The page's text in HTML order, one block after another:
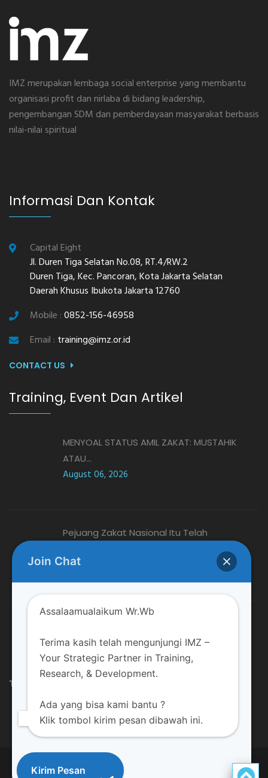
IMZ merupakan lembaga social enterprise yang membantu
organisasi profit dan nirlaba di bidang leadership,
pengembangan SDM dan pemberdayaan masyarakat berbasis
nilai-nilai spiritual
Informasi Dan Kontak
Capital Eight
Jl. Duren Tiga Selatan No.08, RT.4/RW.2
Duren Tiga, Kec. Pancoran, Kota Jakarta Selatan
Daerah Khusus Ibukota Jakarta 12760
Mobile :0852-156-46958
Email : training@imz.or.id
CONTACT US
Training, Event Dan Artikel
MENYOAL STATUS AMIL ZAKAT: MUSTAHIK
ATAU...
August 06, 2026
Pejuang Zakat Nasional Itu Telah
July 30, 2026
July 27, 2026
TRAINING DAN EVENT LAINNYA
Copyrights © 2020 - IMZ All Rights Reserved
Join Chat
Assalaamualaikum Wr.Wb
Terima kasih telah mengunjungi IMZ –
Your Strategic Partner in Training,
Research, & Development.
Ada yang bisa kami bantu ?
Klik tombol kirim pesan dibawah ini.
Kirim Pesan